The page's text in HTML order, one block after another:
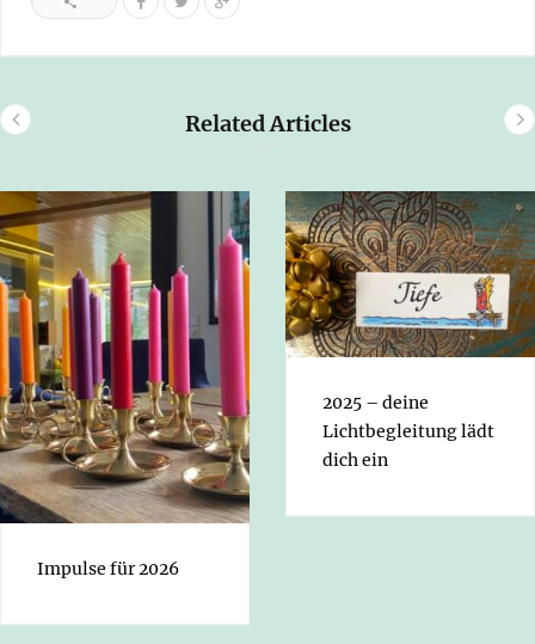
Related Articles
Impulse für 2026
2025 – deine
Lichtbegleitung lädt
dich ein